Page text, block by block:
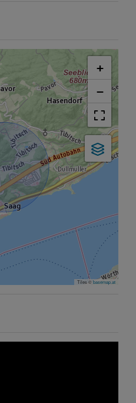
+
−
Tiles ©basemap.at